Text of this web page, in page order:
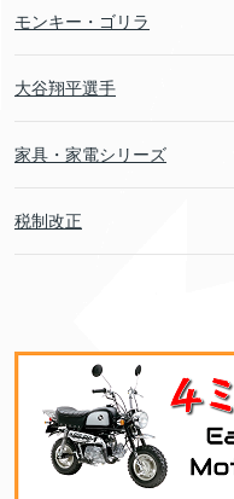
モンキー・ゴリラ
大谷翔平選手
家具・家電シリーズ
税制改正